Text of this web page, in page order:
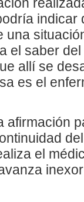
una
el saber
allí se
es el
afirmación
el